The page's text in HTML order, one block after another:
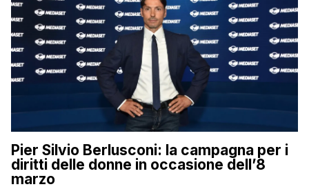
Pier Silvio Berlusconi: la campagna per i
diritti delle donne in occasione dell’8
marzo